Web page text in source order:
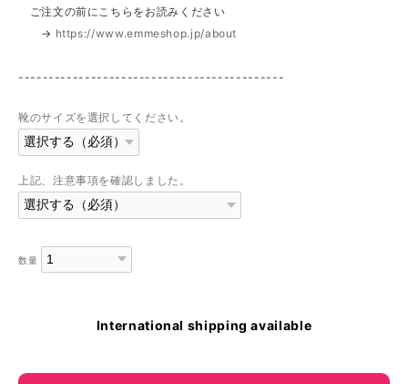
ご注文の前にこちらをお読みください
→ https://www.emmeshop.jp/about
--------------------------------------------
靴のサイズを選択してください。
上記、注意事項を確認しました。
数量
International shipping available